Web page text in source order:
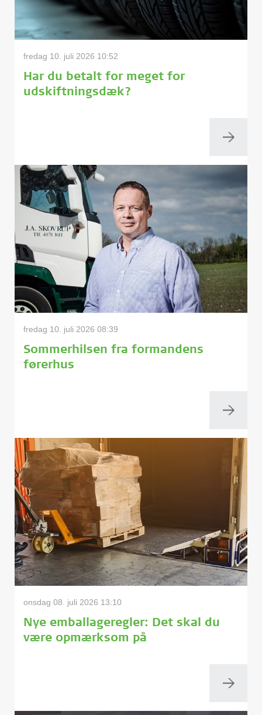
fredag 10. juli 2026 10:52
Har du betalt for meget for
udskiftningsdæk?
fredag 10. juli 2026 08:39
Sommerhilsen fra formandens
førerhus
onsdag 08. juli 2026 13:10
Nye emballageregler: Det skal du
være opmærksom på